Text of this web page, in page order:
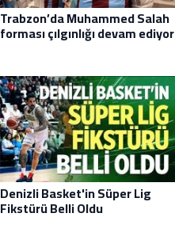
Trabzon’da Muhammed Salah
forması çılgınlığı devam ediyor
Denizli Basket'in Süper Lig
Fikstürü Belli Oldu